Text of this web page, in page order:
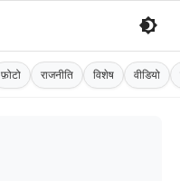
फ़ोटो राजनीति विशेष वीडियो